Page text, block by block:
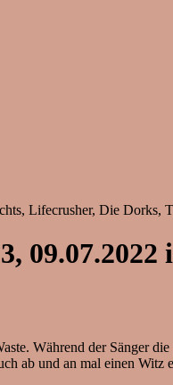
Lifecrusher, Die
Während der Sänger
ab und an mal einen Witz